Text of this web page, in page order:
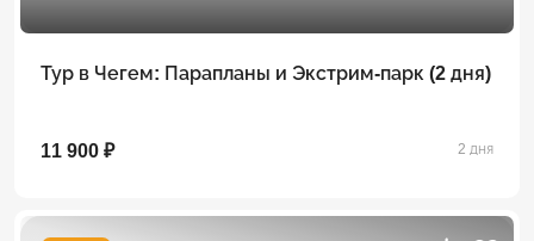
Тур в Чегем: Парапланы и Экстрим-парк (2 дня)
11 900 ₽ 2 дня